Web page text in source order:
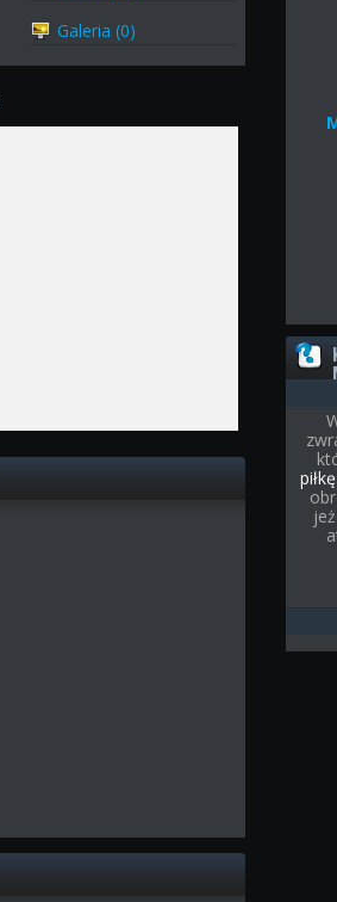
Galeria (0)
piłkę